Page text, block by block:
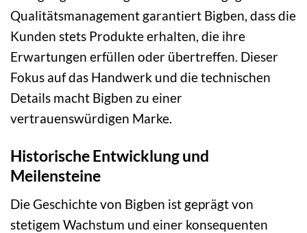
Qualitätsmanagement garantiert Bigben, dass die
Kunden stets Produkte erhalten, die ihre
Erwartungen erfüllen oder übertreffen. Dieser
Fokus auf das Handwerk und die technischen
Details macht Bigben zu einer
vertrauenswürdigen Marke.
Historische Entwicklung und
Meilensteine
Die Geschichte von Bigben ist geprägt von
stetigem Wachstum und einer konsequenten